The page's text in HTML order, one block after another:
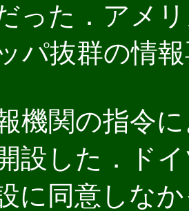
った．アメ
パ抜群の情
機関の指令
設した．ド
に同意しな